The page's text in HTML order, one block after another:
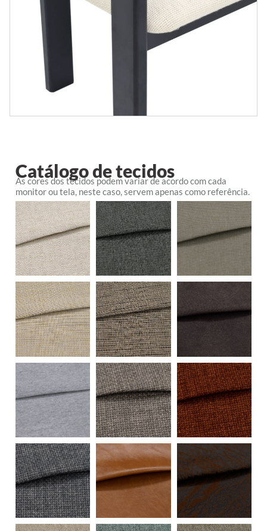
Catálogo de tecidos
As cores dos tecidos podem variar de acordo com cada
monitor ou tela, neste caso, servem apenas como referência.